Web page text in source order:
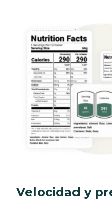
Velocidad y